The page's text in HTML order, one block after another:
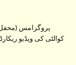
پروگرامس
کوالٹی کی ویڈیو